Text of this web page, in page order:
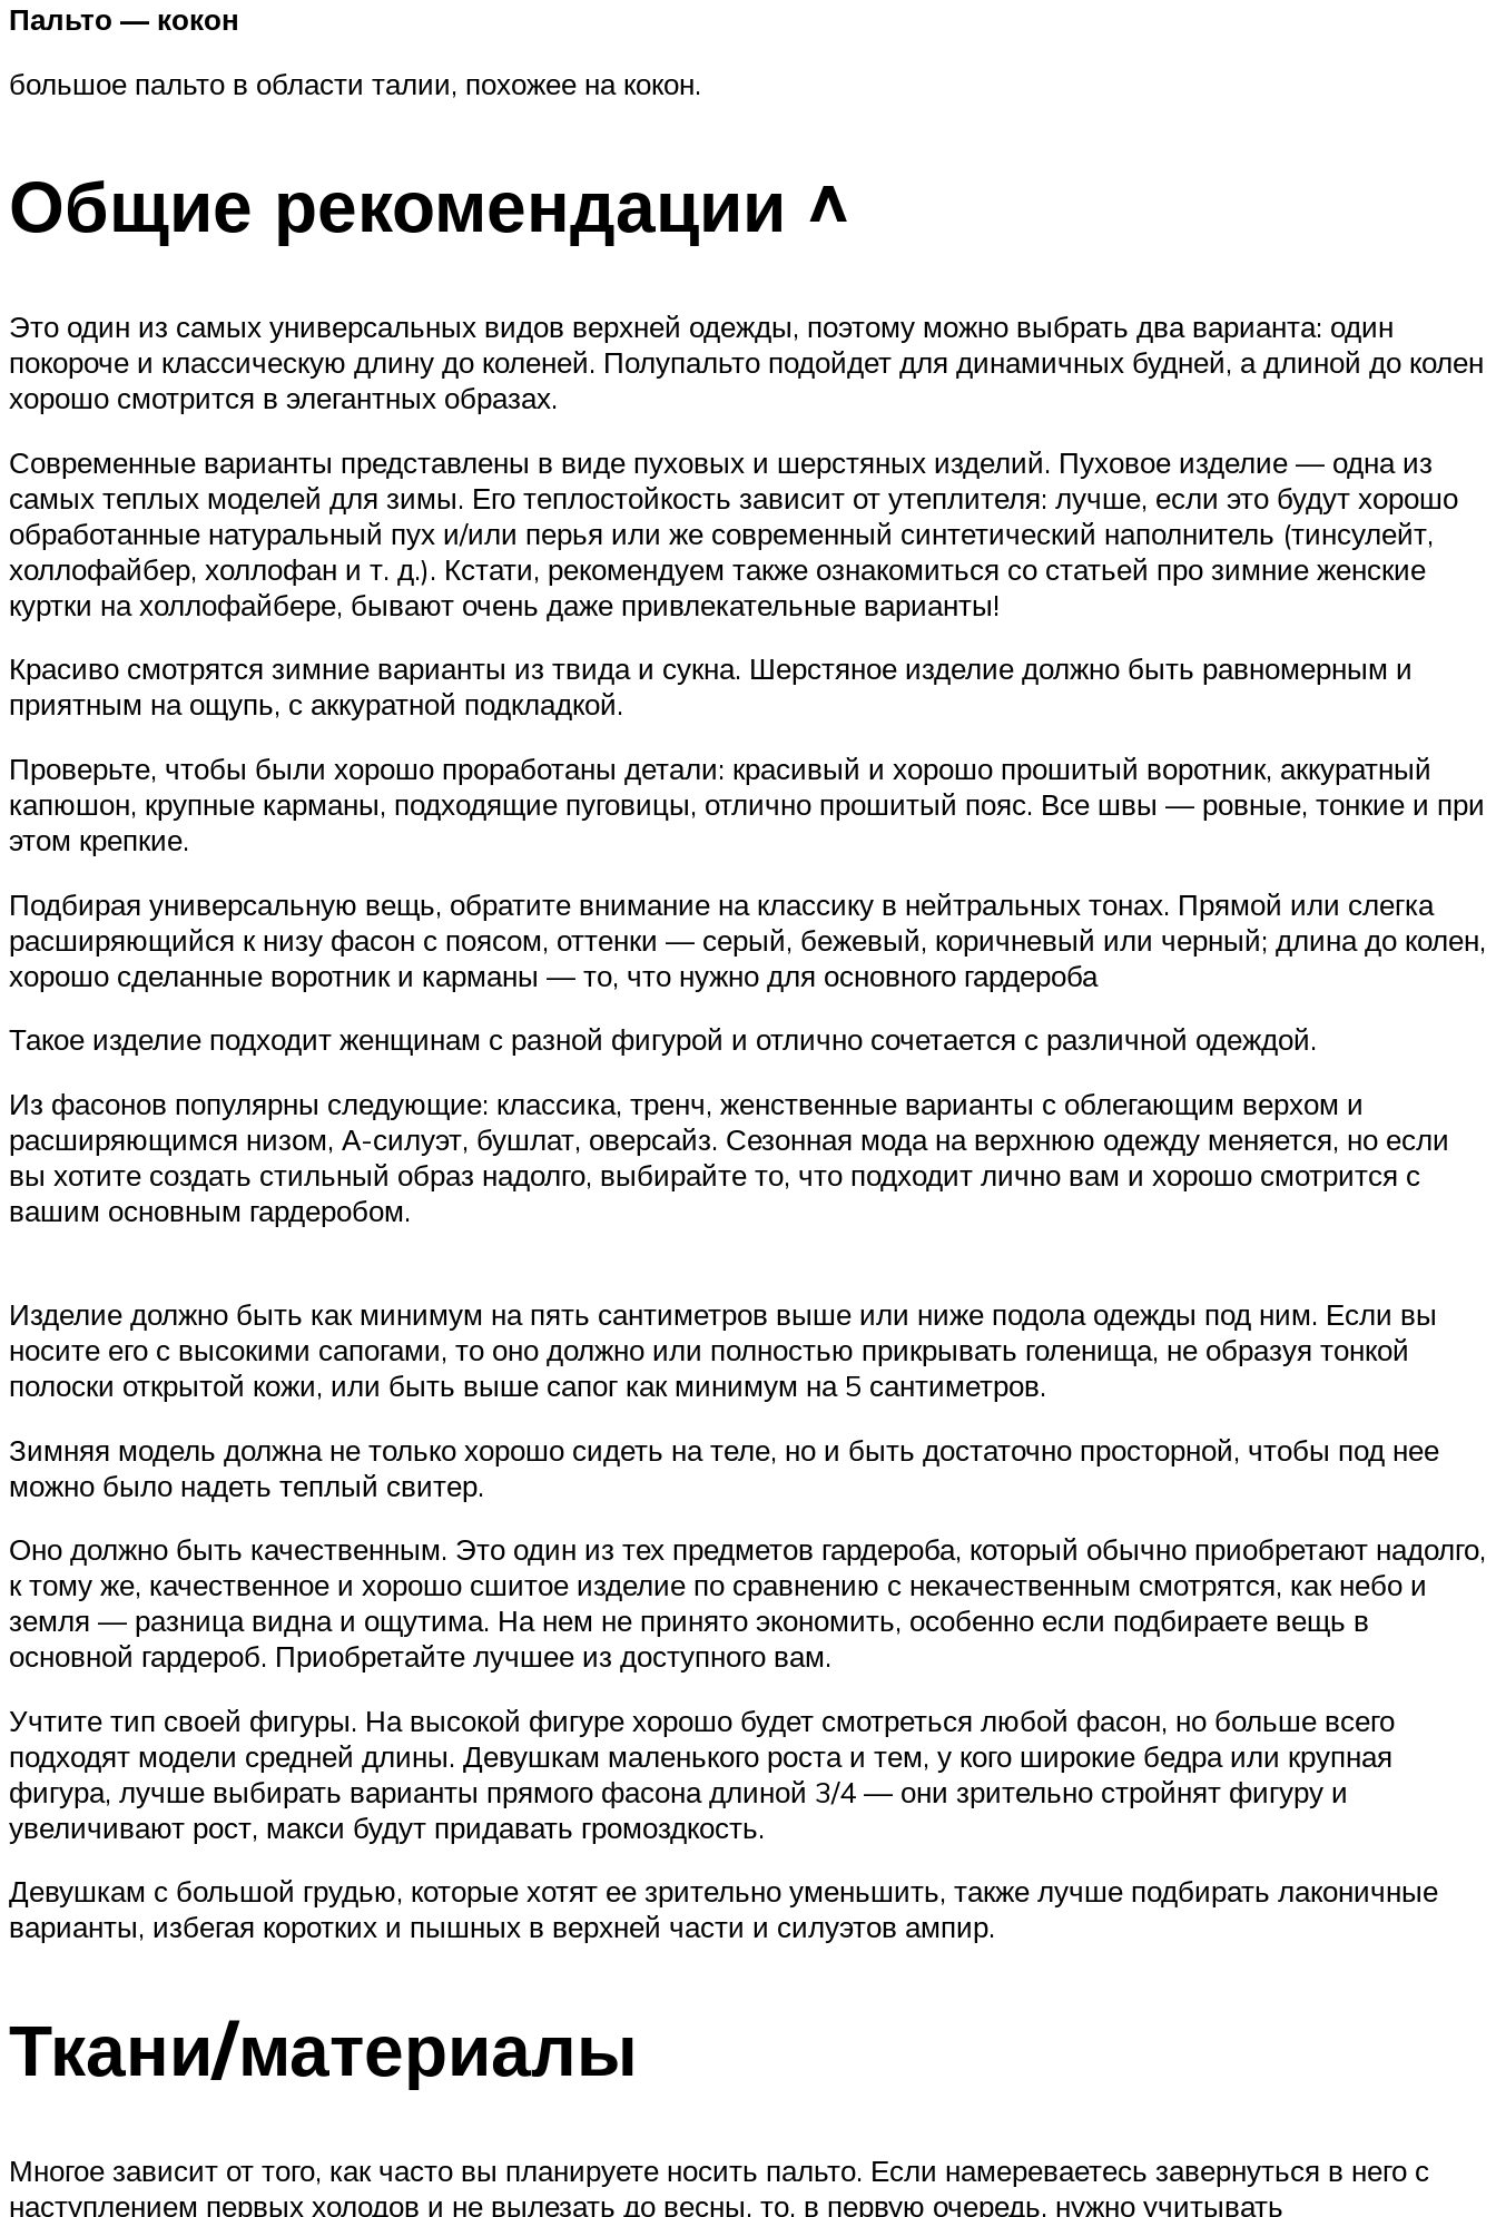
Пальто — кокон
большое пальто в области талии, похожее на кокон.
Общие рекомендации ^
Это один из самых универсальных видов верхней одежды, поэтому можно выбрать два варианта: один
покороче и классическую длину до коленей. Полупальто подойдет для динамичных будней, а длиной до колен
хорошо смотрится в элегантных образах.
Современные варианты представлены в виде пуховых и шерстяных изделий. Пуховое изделие — одна из
самых теплых моделей для зимы. Его теплостойкость зависит от утеплителя: лучше, если это будут хорошо
обработанные натуральный пух и/или перья или же современный синтетический наполнитель (тинсулейт,
холлофайбер, холлофан и т. д.). Кстати, рекомендуем также ознакомиться со статьей про зимние женские
куртки на холлофайбере, бывают очень даже привлекательные варианты!
Красиво смотрятся зимние варианты из твида и сукна. Шерстяное изделие должно быть равномерным и
приятным на ощупь, с аккуратной подкладкой.
Проверьте, чтобы были хорошо проработаны детали: красивый и хорошо прошитый воротник, аккуратный
капюшон, крупные карманы, подходящие пуговицы, отлично прошитый пояс. Все швы — ровные, тонкие и при
этом крепкие.
Подбирая универсальную вещь, обратите внимание на классику в нейтральных тонах. Прямой или слегка
расширяющийся к низу фасон с поясом, оттенки — серый, бежевый, коричневый или черный; длина до колен,
хорошо сделанные воротник и карманы — то, что нужно для основного гардероба
Такое изделие подходит женщинам с разной фигурой и отлично сочетается с различной одеждой.
Из фасонов популярны следующие: классика, тренч, женственные варианты с облегающим верхом и
расширяющимся низом, А-силуэт, бушлат, оверсайз. Сезонная мода на верхнюю одежду меняется, но если
вы хотите создать стильный образ надолго, выбирайте то, что подходит лично вам и хорошо смотрится с
вашим основным гардеробом.
Изделие должно быть как минимум на пять сантиметров выше или ниже подола одежды под ним. Если вы
носите его с высокими сапогами, то оно должно или полностью прикрывать голенища, не образуя тонкой
полоски открытой кожи, или быть выше сапог как минимум на 5 сантиметров.
Зимняя модель должна не только хорошо сидеть на теле, но и быть достаточно просторной, чтобы под нее
можно было надеть теплый свитер.
Оно должно быть качественным. Это один из тех предметов гардероба, который обычно приобретают надолго,
к тому же, качественное и хорошо сшитое изделие по сравнению с некачественным смотрятся, как небо и
земля — разница видна и ощутима. На нем не принято экономить, особенно если подбираете вещь в
основной гардероб. Приобретайте лучшее из доступного вам.
Учтите тип своей фигуры. На высокой фигуре хорошо будет смотреться любой фасон, но больше всего
подходят модели средней длины. Девушкам маленького роста и тем, у кого широкие бедра или крупная
фигура, лучше выбирать варианты прямого фасона длиной 3/4 — они зрительно стройнят фигуру и
увеличивают рост, макси будут придавать громоздкость.
Девушкам с большой грудью, которые хотят ее зрительно уменьшить, также лучше подбирать лаконичные
варианты, избегая коротких и пышных в верхней части и силуэтов ампир.
Ткани/материалы
Многое зависит от того, как часто вы планируете носить пальто. Если намереваетесь завернуться в него с
наступлением первых холодов и не вылезать до весны, то, в первую очередь, нужно учитывать